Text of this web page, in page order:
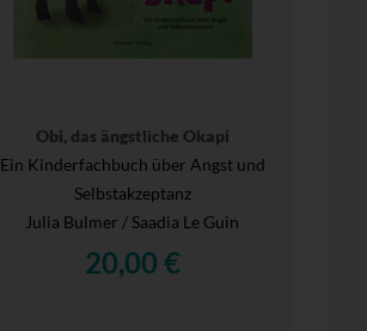
Obi, das ängstliche Okapi
Ein Kinderfachbuch über Angst und
Selbstakzeptanz
Julia Bulmer / Saadia Le Guin
20,00 €